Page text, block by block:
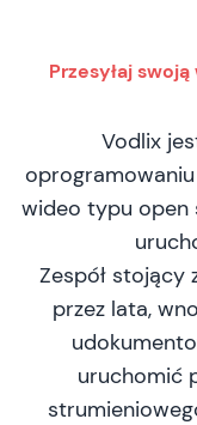
Przesyłaj
Vodlix
wideo typu open
Zespół stojący
przez lata,
uruchomić